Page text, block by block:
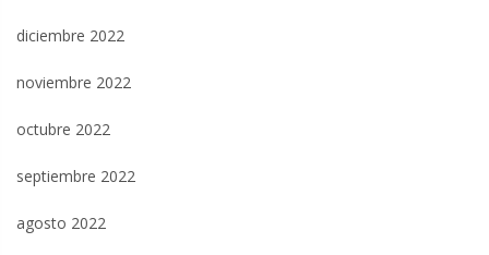
diciembre 2022
noviembre 2022
octubre 2022
septiembre 2022
agosto 2022